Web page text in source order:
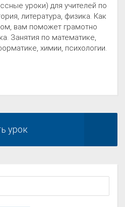
уроки) для учителей по
литература, физика. Как
вам поможет грамотно
Занятия по математике,
химии, психологии.
урок